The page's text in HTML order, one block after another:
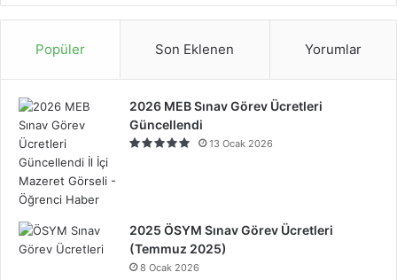
Popüler Son Eklenen Yorumlar
2026 MEB Sınav Görev Ücretleri
Güncellendi
13 Ocak 2026
2025 ÖSYM Sınav Görev Ücretleri
(Temmuz 2025)
8 Ocak 2026